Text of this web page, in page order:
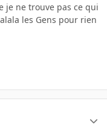
je ne trouve pas ce qui
les Gens pour rien